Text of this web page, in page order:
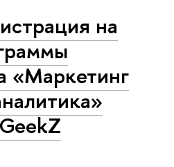
на
«Маркетинг